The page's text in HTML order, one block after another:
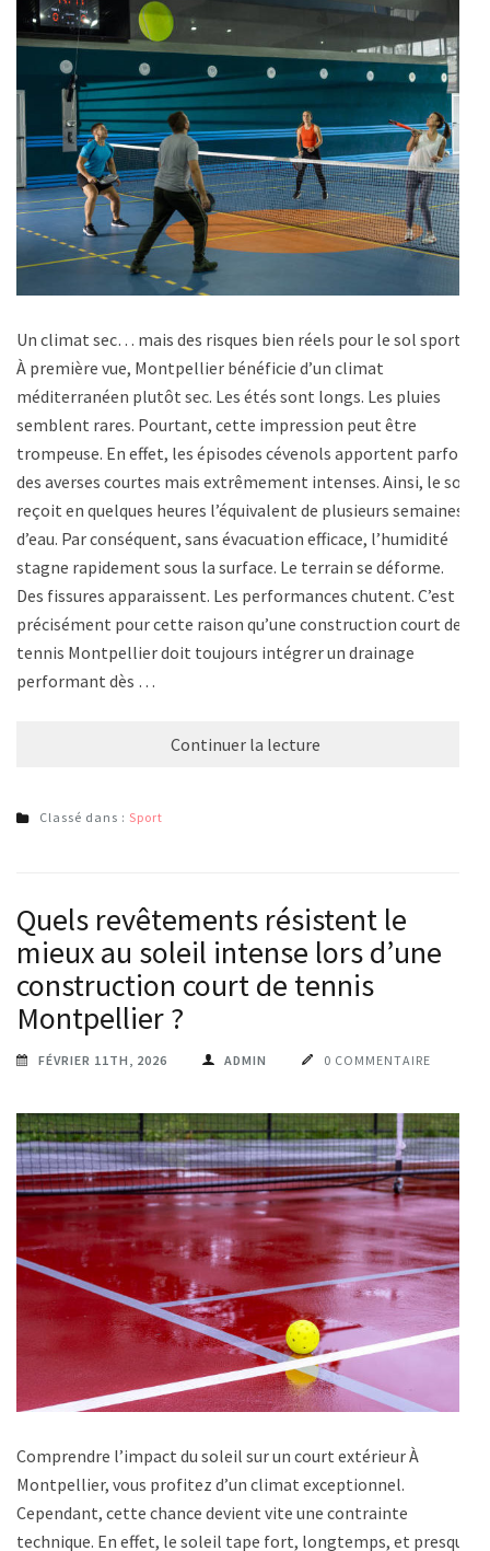
Un climat sec… mais des risques bien réels pour le sol sportif
À première vue, Montpellier bénéficie d’un climat
méditerranéen plutôt sec. Les étés sont longs. Les pluies
semblent rares. Pourtant, cette impression peut être
trompeuse. En effet, les épisodes cévenols apportent parfois
des averses courtes mais extrêmement intenses. Ainsi, le sol
reçoit en quelques heures l’équivalent de plusieurs semaines
d’eau. Par conséquent, sans évacuation efficace, l’humidité
stagne rapidement sous la surface. Le terrain se déforme.
Des fissures apparaissent. Les performances chutent. C’est
précisément pour cette raison qu’une construction court de
tennis Montpellier doit toujours intégrer un drainage
performant dès …
Continuer la lecture
Classé dans : Sport
Quels revêtements résistent le
mieux au soleil intense lors d’une
construction court de tennis
Montpellier ?
FÉVRIER 11TH, 2026 ADMIN 0 COMMENTAIRE
Comprendre l’impact du soleil sur un court extérieur À
Montpellier, vous profitez d’un climat exceptionnel.
Cependant, cette chance devient vite une contrainte
technique. En effet, le soleil tape fort, longtemps, et presque